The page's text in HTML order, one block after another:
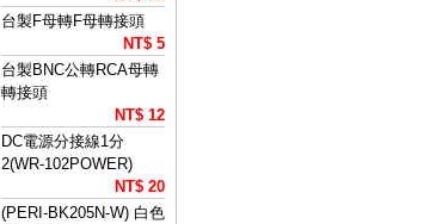
台製F母轉F母轉接頭
NT$ 5
台製BNC公轉RCA母轉
轉接頭
NT$ 12
DC電源分接線1分
2(WR-102POWER)
NT$ 20
(PERI-BK205N-W) 白色